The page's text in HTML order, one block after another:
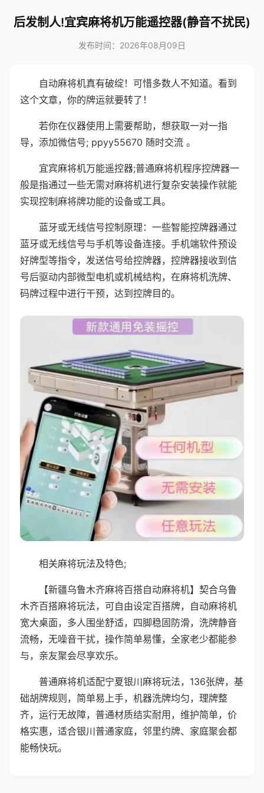
后发制人!宜宾麻将机万能遥控器(静音不扰民)
发布时间：2026年08月09日
自动麻将机真有破绽！可惜多数人不知道。看到
这个文章，你的牌运就要转了！
若你在仪器使用上需要帮助，想获取一对一指
导，添加微信号; ppyy55670 随时交流 。
宜宾麻将机万能遥控器;普通麻将机程序控牌器一
般是指通过一些无需对麻将机进行复杂安装操作就能
实现控制麻将牌功能的设备或工具。
蓝牙或无线信号控制原理：一些智能控牌器通过
蓝牙或无线信号与手机等设备连接。手机端软件预设
好牌型等指令，发送信号给控牌器，控牌器接收到信
号后驱动内部微型电机或机械结构，在麻将机洗牌、
码牌过程中进行干预，达到控牌目的。
相关麻将玩法及特色;
【新疆乌鲁木齐麻将百搭自动麻将机】契合乌鲁
木齐百搭麻将玩法，可自由设定百搭牌，自动麻将机
宽大桌面，多人围坐舒适，四脚稳固防滑，洗牌静音
流畅，无噪音干扰，操作简单易懂，全家老少都能参
与，亲友聚会尽享欢乐。
普通麻将机适配宁夏银川麻将玩法，136张牌，基
础胡牌规则，简单易上手，机器洗牌均匀，理牌整
齐，运行无故障，普通材质结实耐用，维护简单，价
格实惠，适合银川普通家庭，邻里约牌、家庭聚会都
能畅快玩。